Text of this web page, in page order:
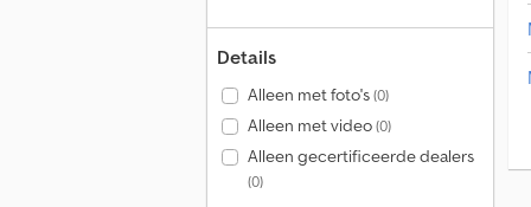
Details
Alleen met foto's(0)
Alleen met video(0)
Alleen gecertificeerde dealers
(0)